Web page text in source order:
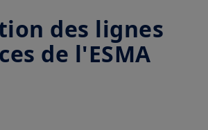
des lignes
de l'ESMA